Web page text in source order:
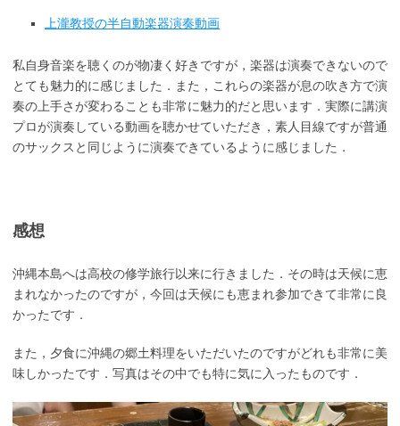
上瀧教授の半自動楽器演奏動画
私自身音楽を聴くのが物凄く好きですが，楽器は演奏できないので
とても魅力的に感じました．また，これらの楽器が息の吹き方で演
奏の上手さが変わることも非常に魅力的だと思います．実際に講演
プロが演奏している動画を聴かせていただき，素人目線ですが普通
のサックスと同じように演奏できているように感じました．
感想
沖縄本島へは高校の修学旅行以来に行きました．その時は天候に恵
まれなかったのですが，今回は天候にも恵まれ参加できて非常に良
かったです．
また，夕食に沖縄の郷土料理をいただいたのですがどれも非常に美
味しかったです．写真はその中でも特に気に入ったものです．